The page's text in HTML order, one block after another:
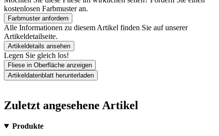
kostenlosen Farbmuster an.
Farbmuster anfordern
Alle Informationen zu diesem Artikel finden Sie auf unserer
Artikeldetailseite.
Artikeldetails ansehen
Legen Sie gleich los!
Fliese in Oberfläche anzeigen
Artikeldatenblatt herunterladen
Zuletzt angesehene Artikel
Produkte